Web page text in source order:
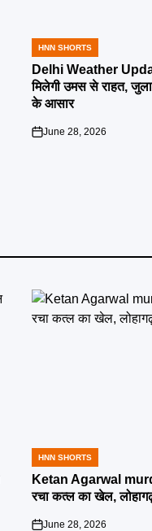
POSTED
IN
HNN SHORTS
Delhi Weather
मिलेगी उमस से राहत,
के आसार
on
June 28, 2026
POSTED
IN
HNN SHORTS
Ketan Agarwal
रचा कत्ल का खेल,
June 28, 2026